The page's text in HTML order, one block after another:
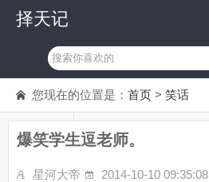
择天记
您现在的位置是： 首页 > 笑话
爆笑学生逗老师。
星河大帝 2014-10-10 09:35:08